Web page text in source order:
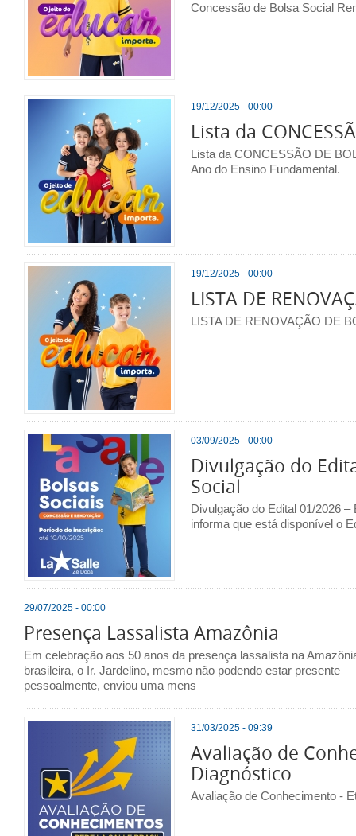
Concessão de Bolsa Social
19/12/2025 - 00:00
Lista da
Lista da CONCESSÃO DE
Ano do Ensino Fundamental.
19/12/2025 - 00:00
LISTA DE
LISTA DE RENOVAÇÃO DE
03/09/2025 - 00:00
Divulgação do
Social
Divulgação do Edital 01/2026
informa que está disponível o
29/07/2025 - 00:00
Presença Lassalista Amazônia
Em celebração aos 50 anos da presença lassalista na
brasileira, o Ir. Jardelino, mesmo não podendo estar presente
pessoalmente, enviou uma mens
31/03/2025 - 09:39
Avaliação de
Diagnóstico
Avaliação de Conhecimento -